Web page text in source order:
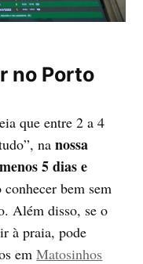
no Porto
que entre 2 a 4
nanossa
5 dias e
bem sem
Além disso, se o
à praia, pode
emMatosinhos